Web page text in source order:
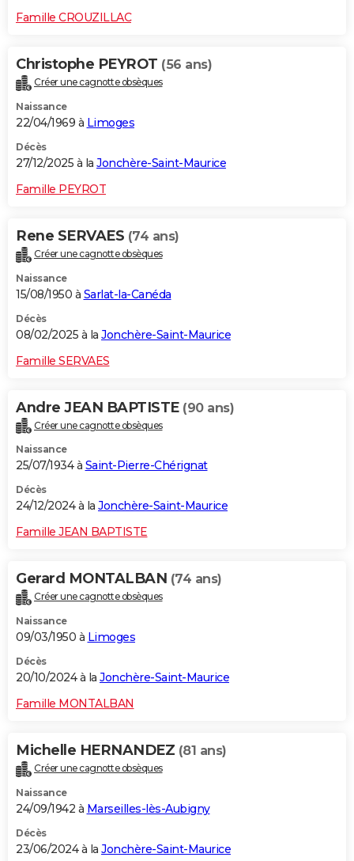
Famille CROUZILLAC
Christophe PEYROT (56 ans)
Créer une cagnotte obsèques
Naissance
22/04/1969 à Limoges
Décès
27/12/2025 à la Jonchère-Saint-Maurice
Famille PEYROT
Rene SERVAES (74 ans)
Créer une cagnotte obsèques
Naissance
15/08/1950 à Sarlat-la-Canéda
Décès
08/02/2025 à la Jonchère-Saint-Maurice
Famille SERVAES
Andre JEAN BAPTISTE (90 ans)
Créer une cagnotte obsèques
Naissance
25/07/1934 à Saint-Pierre-Chérignat
Décès
24/12/2024 à la Jonchère-Saint-Maurice
Famille JEAN BAPTISTE
Gerard MONTALBAN (74 ans)
Créer une cagnotte obsèques
Naissance
09/03/1950 à Limoges
Décès
20/10/2024 à la Jonchère-Saint-Maurice
Famille MONTALBAN
Michelle HERNANDEZ (81 ans)
Créer une cagnotte obsèques
Naissance
24/09/1942 à Marseilles-lès-Aubigny
Décès
23/06/2024 à la Jonchère-Saint-Maurice